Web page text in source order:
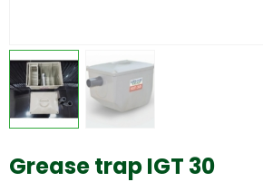
Grease trap IGT 30